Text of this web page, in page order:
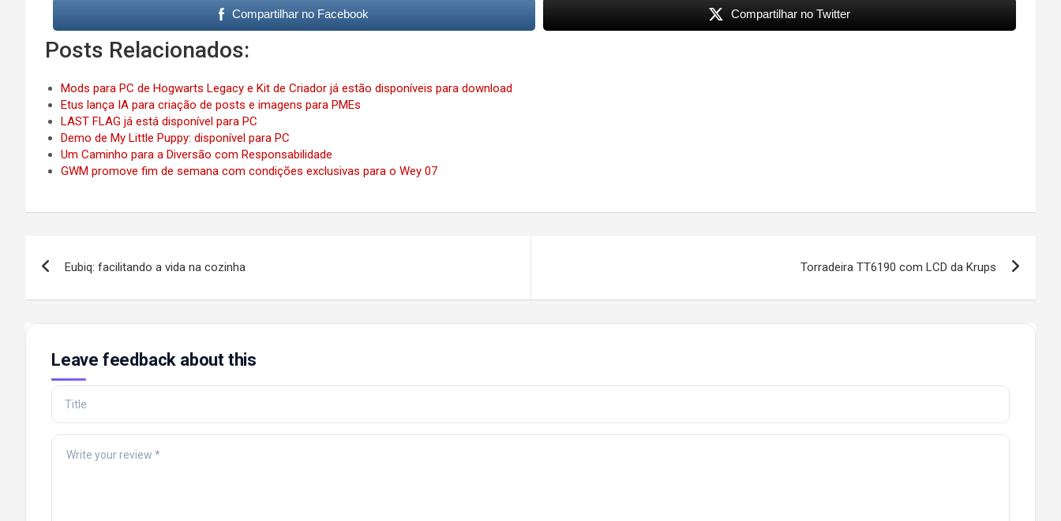
Compartilhar no Facebook Compartilhar no Twitter
Posts Relacionados:
Mods para PC de Hogwarts Legacy e Kit de Criador já estão disponíveis para download
Etus lança IA para criação de posts e imagens para PMEs
LAST FLAG já está disponível para PC
Demo de My Little Puppy: disponível para PC
Um Caminho para a Diversão com Responsabilidade
GWM promove fim de semana com condições exclusivas para o Wey 07
navigation
Eubiq: facilitando a vida na cozinha Torradeira TT6190 com LCD da Krups
Leave feedback about this